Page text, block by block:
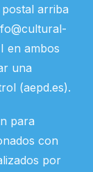
arriba
en ambos
una
(aepd.es).
para
con
por